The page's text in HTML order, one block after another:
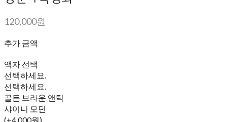
120,000원
추가 금액
액자 선택
선택하세요.
선택하세요.
골든 브라운 앤틱
샤이니 모던
(+4,000원)